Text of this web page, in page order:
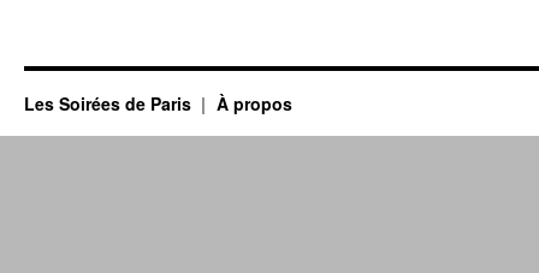
Les Soirées de Paris À propos